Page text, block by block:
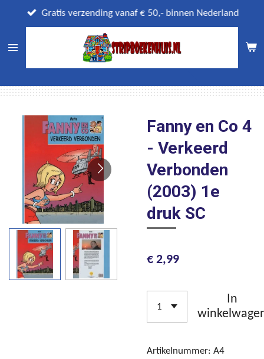
direct
naar
Gratis verzending vanaf € 50,- binnen Nederland
Fanny en Co 4
- Verkeerd
Verbonden
(2003) 1e
druk SC
€ 2,99
In
Artikelnummer: A4